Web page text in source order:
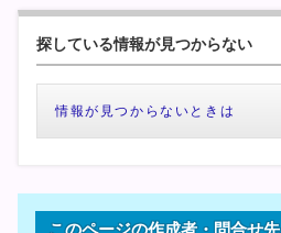
探している情報が見つからない
情報が見つからないときは